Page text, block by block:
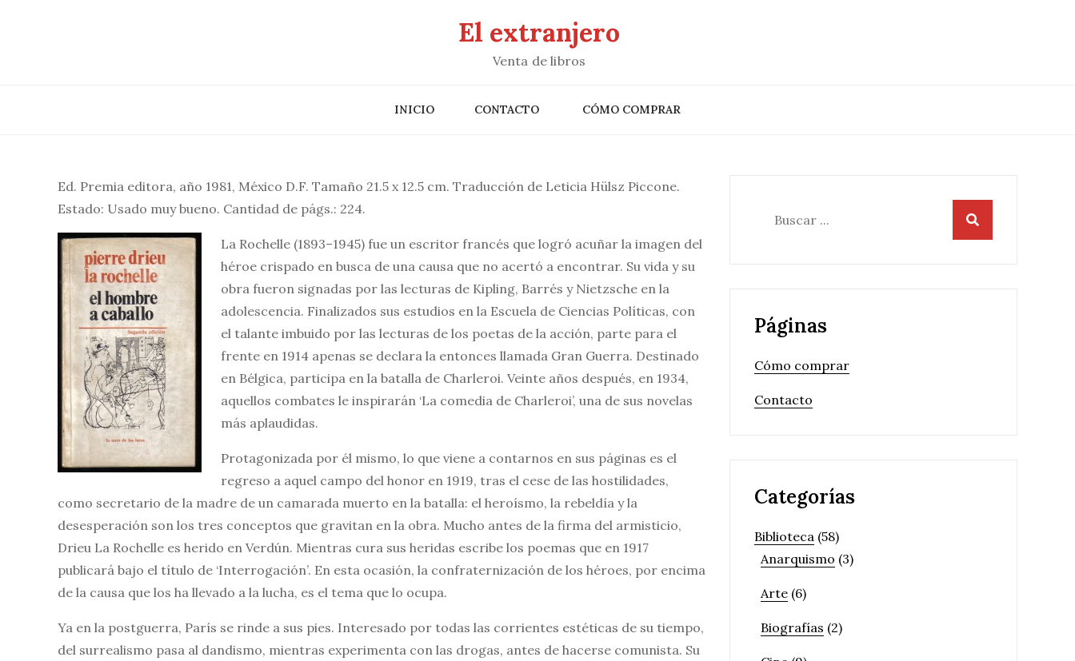
El extranjero
Venta de libros
INICIO CONTACTO CÓMO COMPRAR
Ed. Premia editora, año 1981, México D.F. Tamaño 21.5 x 12.5 cm. Traducción de Leticia Hülsz Piccone.
Estado: Usado muy bueno. Cantidad de págs.: 224.
La Rochelle (1893–1945) fue un escritor francés que logró acuñar la imagen del
héroe crispado en busca de una causa que no acertó a encontrar. Su vida y su
obra fueron signadas por las lecturas de Kipling, Barrés y Nietzsche en la
adolescencia. Finalizados sus estudios en la Escuela de Ciencias Políticas, con
el talante imbuido por las lecturas de los poetas de la acción, parte para el
frente en 1914 apenas se declara la entonces llamada Gran Guerra. Destinado
en Bélgica, participa en la batalla de Charleroi. Veinte años después, en 1934,
aquellos combates le inspirarán ‘La comedia de Charleroi’, una de sus novelas
más aplaudidas.
Protagonizada por él mismo, lo que viene a contarnos en sus páginas es el
regreso a aquel campo del honor en 1919, tras el cese de las hostilidades,
como secretario de la madre de un camarada muerto en la batalla: el heroísmo, la rebeldía y la
desesperación son los tres conceptos que gravitan en la obra. Mucho antes de la firma del armisticio,
Drieu La Rochelle es herido en Verdún. Mientras cura sus heridas escribe los poemas que en 1917
publicará bajo el título de ‘Interrogación’. En esta ocasión, la confraternización de los héroes, por encima
de la causa que los ha llevado a la lucha, es el tema que lo ocupa.
Ya en la postguerra, París se rinde a sus pies. Interesado por todas las corrientes estéticas de su tiempo,
del surrealismo pasa al dandismo, mientras experimenta con las drogas, antes de hacerse comunista. Su
Páginas
Cómo comprar
Contacto
Categorías
Biblioteca (58)
Anarquismo (3)
Arte (6)
Biografías (2)